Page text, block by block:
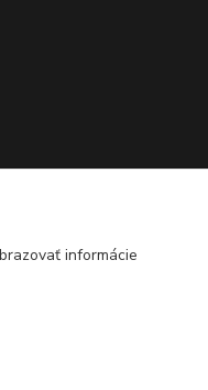
informácie